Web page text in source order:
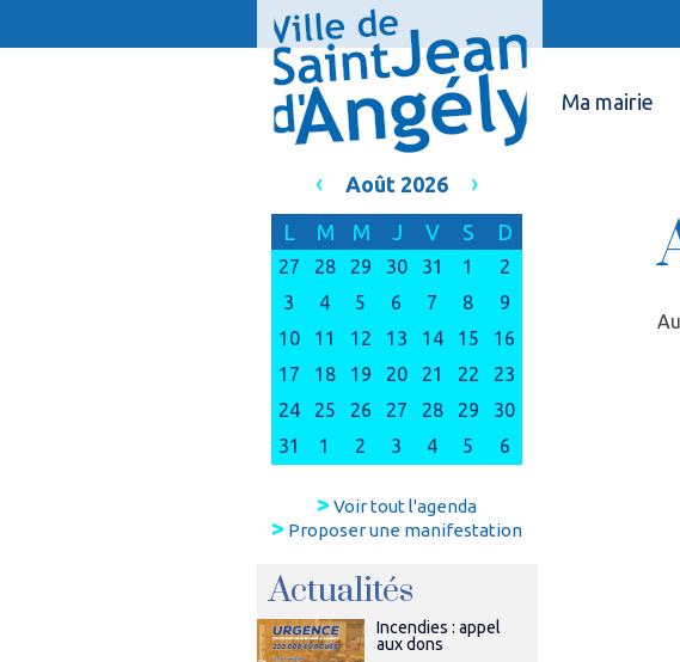
Ma mairie
‹ Août 2026 ›
L M M J V S D
27 28 29 30 31 1
2
3
4 5 6 7 8
9
10
11 12 13 14 15
16
17
18 19 20 21 22
23
24
25 26 27 28 29
30
31
1 2 3 4 5 6
> Voir tout l'agenda
> Proposer une manifestation
Actualités
Incendies : appel
aux dons